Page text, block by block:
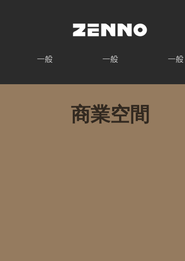
一般 一般 一般
商業空間